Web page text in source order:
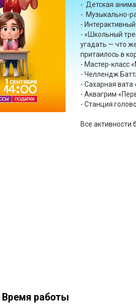
- Детская
- Музыкально-
-
- «Школьный
угадать — что
притаилось в
- Мастер-класс
- Челлендж
- Сахарная вата
- Аквагрим
- Станция
Все активности
Время работы